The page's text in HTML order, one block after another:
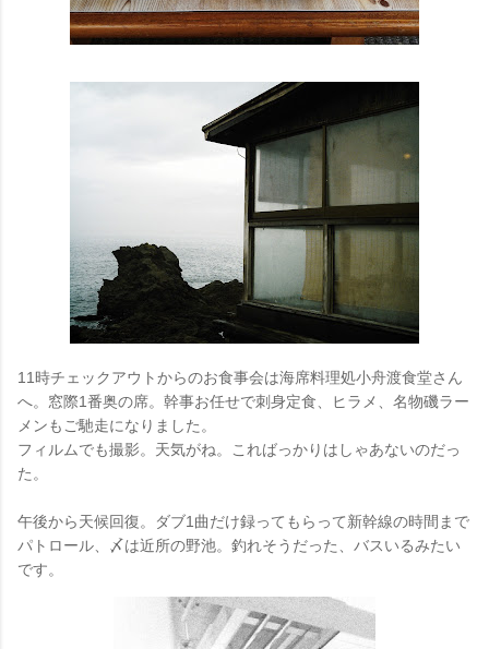
11時チェックアウトからのお食事会は海席料理処小舟渡食堂さん
へ。 窓際1番奥の席。 幹事お任せで刺身定食、ヒラメ、名物磯ラー
メンもご馳走になりました。
フィルムでも撮影。天気がね。こればっかりはしゃあないのだっ
た。
午後から天候回復。ダブ1曲だけ録ってもらって新幹線の時間まで
パトロール、〆は近所の野池。釣れそうだった、バスいるみたい
です。